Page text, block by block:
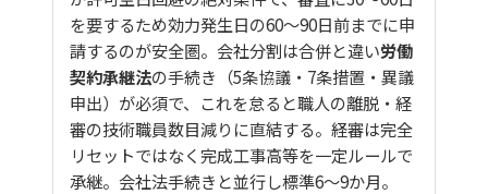
を要するため効力発生日の60〜90日前までに申
請するのが安全圏。会社分割は合併と違い労働
契約承継法の手続き（5条協議・7条措置・異議
申出）が必須で、これを怠ると職人の離脱・経
審の技術職員数目減りに直結する。経審は完全
リセットではなく完成工事高等を一定ルールで
承継。会社法手続きと並行し標準6〜9か月。